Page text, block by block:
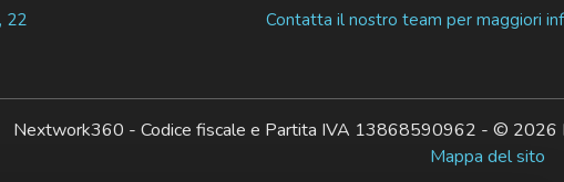
22
Contatta il nostro team per maggiori
Nextwork360 - Codice fiscale e Partita IVA 13868590962 - © 2026
Mappa del sito